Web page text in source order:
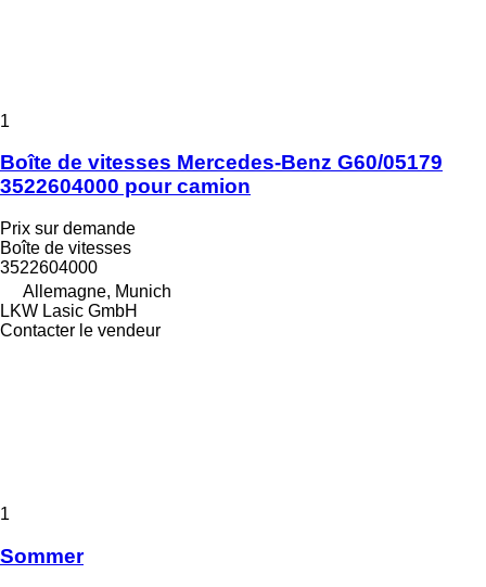
1
Boîte de vitesses Mercedes-Benz G60/05179
3522604000 pour camion
Prix sur demande
Boîte de vitesses
3522604000
Allemagne, Munich
LKW Lasic GmbH
Contacter le vendeur
1
Sommer